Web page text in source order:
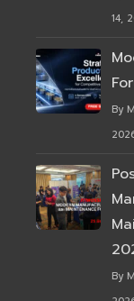
14,
By
By